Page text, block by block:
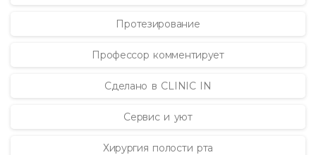
Протезирование
Профессор комментирует
Сделано в CLINIC IN
Сервис и уют
Хирургия полости рта